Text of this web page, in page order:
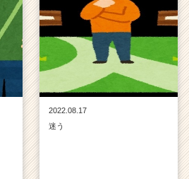
2022.08.17
迷う